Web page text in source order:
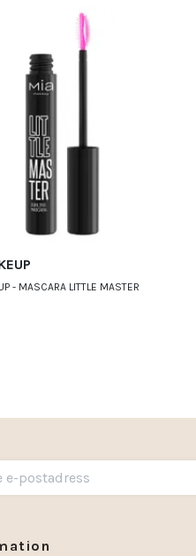
- MASCARA LITTLE MASTER